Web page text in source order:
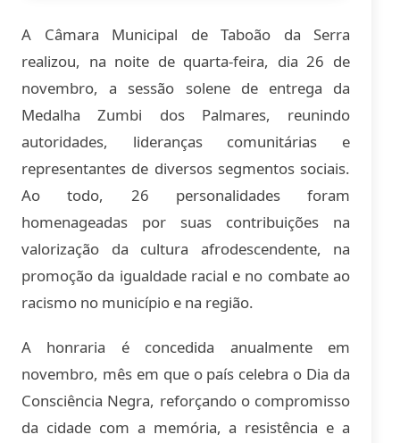
A Câmara Municipal de Taboão da Serra
realizou, na noite de quarta-feira, dia 26 de
novembro, a sessão solene de entrega da
Medalha Zumbi dos Palmares, reunindo
autoridades, lideranças comunitárias e
representantes de diversos segmentos sociais.
Ao todo, 26 personalidades foram
homenageadas por suas contribuições na
valorização da cultura afrodescendente, na
promoção da igualdade racial e no combate ao
racismo no município e na região.
A honraria é concedida anualmente em
novembro, mês em que o país celebra o Dia da
Consciência Negra, reforçando o compromisso
da cidade com a memória, a resistência e a